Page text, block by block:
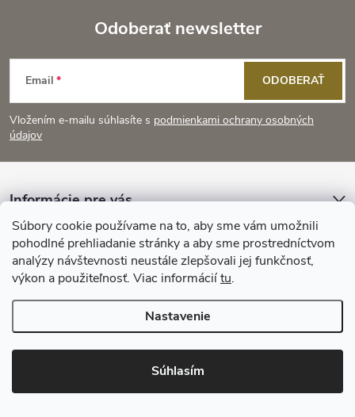
Súbory cookie používame na to, aby sme vám umožnili
pohodlné prehliadanie stránky a aby sme prostredníctvom
analýzy návštevnosti neustále zlepšovali jej funkčnosť,
výkon a použiteľnosť. Viac informáciítu.
Nastavenie
Súhlasím
Z
á
p
ä
e
Odoberať newsletter
Email
Vložením e-mailu súhlasíte s podmienkami ochrany osobných
údajov
ODOBERAŤ
Informácie pre vás
Prijímame online platby
Vytvoril Shoptet